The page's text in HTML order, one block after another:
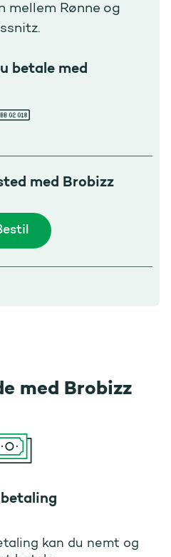
mellem Rønne og
betale med
med Brobizz
med Brobizz
kan du nemt og